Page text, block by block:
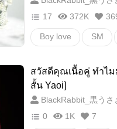
17
372K
Boy love SM
GroupSex
Pornwithoutplot
สวัสดีคุณเนื้อคู่ ทำไม
สั้น Yaoi]
BlackRabbit_黒うさ
0
1K 7